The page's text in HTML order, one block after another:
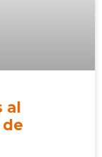
al